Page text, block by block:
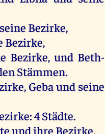
seine Bezirke,
Bezirke,
Bezirke, und Beth-
Stämmen.
Geba und seine
4Städte.
undihre Bezirke.